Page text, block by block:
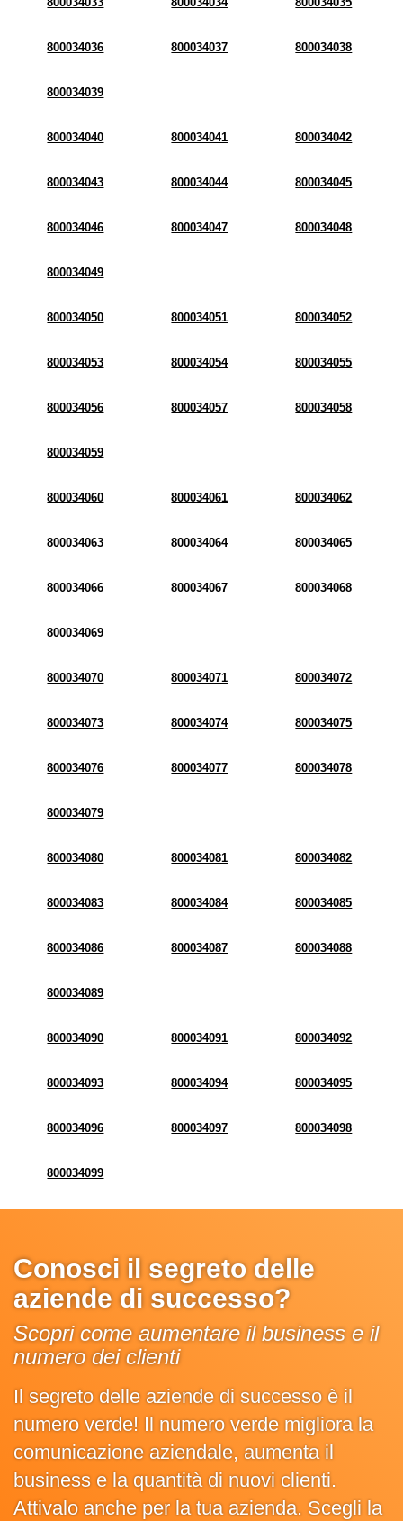
800034036 800034037 800034038
800034039
800034040 800034041 800034042
800034043 800034044 800034045
800034046 800034047 800034048
800034049
800034050 800034051 800034052
800034053 800034054 800034055
800034056 800034057 800034058
800034059
800034060 800034061 800034062
800034063 800034064 800034065
800034066 800034067 800034068
800034069
800034070 800034071 800034072
800034073 800034074 800034075
800034076 800034077 800034078
800034079
800034080 800034081 800034082
800034083 800034084 800034085
800034086 800034087 800034088
800034089
800034090 800034091 800034092
800034093 800034094 800034095
800034096 800034097 800034098
800034099
Conosci il segreto delle
aziende di successo?
Scopri come aumentare il business e il
numero dei clienti
Il segreto delle aziende di successo è il
numero verde! Il numero verde migliora la
comunicazione aziendale, aumenta il
business e la quantità di nuovi clienti.
Attivalo anche per la tua azienda. Scegli la